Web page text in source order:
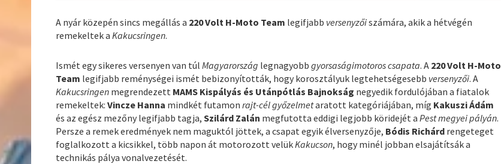
A nyár közepén sincs megállás a 220 Volt H-Moto Team legifjabb versenyzőiszámára, akik a hétvégén
remekeltek aKakucsringen.
Ismét egy sikeres versenyen van túlMagyarország legnagyobbgyorsaságimotoros csapata. A 220 Volt H-Moto
Team legifjabb reménységei ismét bebizonyították, hogy korosztályuk legtehetségesebb versenyzői. A
Kakucsringen megrendezett MAMS Kispályás és Utánpótlás Bajnokság negyedik fordulójában a fiatalok
remekeltek:Vincze Hanna mindkét futamonrajt-cél győzelmetaratott kategóriájában, míg Kakuszi Ádám
és az egész mezőny legifjabb tagja, Szilárd Zalán megfutotta eddigi legjobb köridejét aPest megyei pályán.
Persze a remek eredmények nem maguktól jöttek, a csapat egyik élversenyzője, Bódis Richárd rengeteget
foglalkozott a kicsikkel, több napon át motorozott velükKakucson, hogy minél jobban elsajátítsák a
technikás pálya vonalvezetését.